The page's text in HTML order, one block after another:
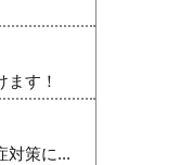
す！
対策に...